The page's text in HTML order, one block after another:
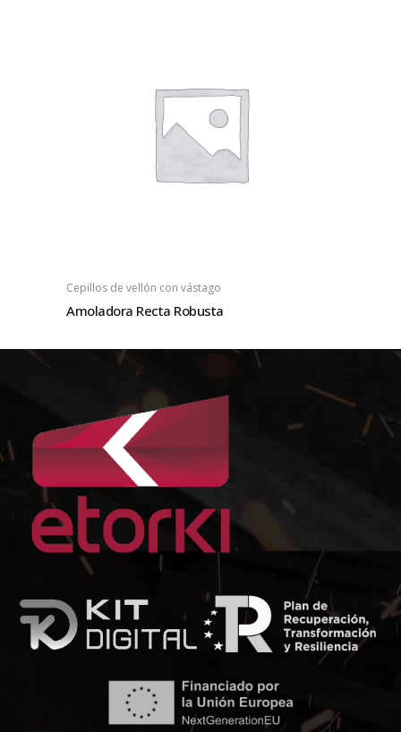
Cepillos de vellón con vástago
Amoladora Recta Robusta